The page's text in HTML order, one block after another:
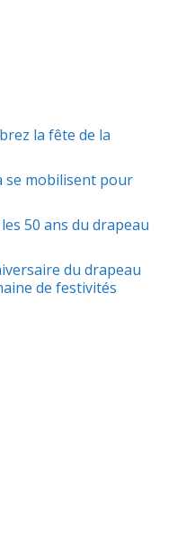
la fête de la
se mobilisent pour
50 ans du drapeau
du drapeau
de festivités